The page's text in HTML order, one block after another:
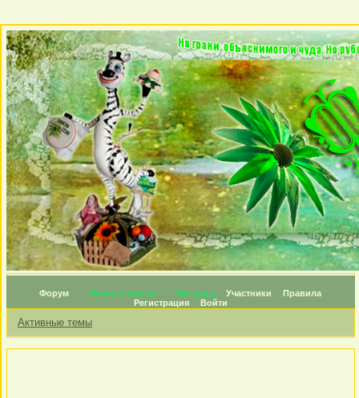
Форум Личные топики Награды Участники
Правила
Регистрация
Войти
Активные темы